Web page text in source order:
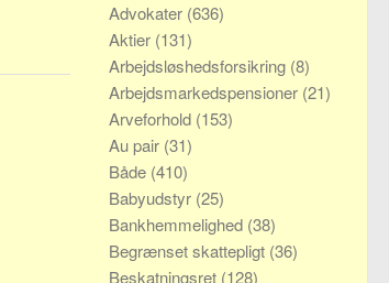
Advokater (636)
Aktier (131)
Arbejdsløshedsforsikring (8)
Arbejdsmarkedspensioner (21)
Arveforhold (153)
Au pair (31)
Både (410)
Babyudstyr (25)
Bankhemmelighed (38)
Begrænset skattepligt (36)
Beskatningsret (128)